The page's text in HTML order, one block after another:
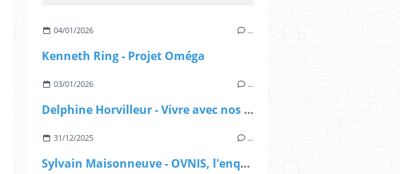
04/01/2026 …
Kenneth Ring - Projet Oméga
03/01/2026 …
Delphine Horvilleur - Vivre avec nos morts
31/12/2025 …
Sylvain Maisonneuve - OVNIS, l'enquête déclassifiée